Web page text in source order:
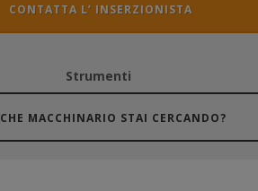
CONTATTA L’ INSERZIONISTA
Strumenti
CHE MACCHINARIO STAI CERCANDO?